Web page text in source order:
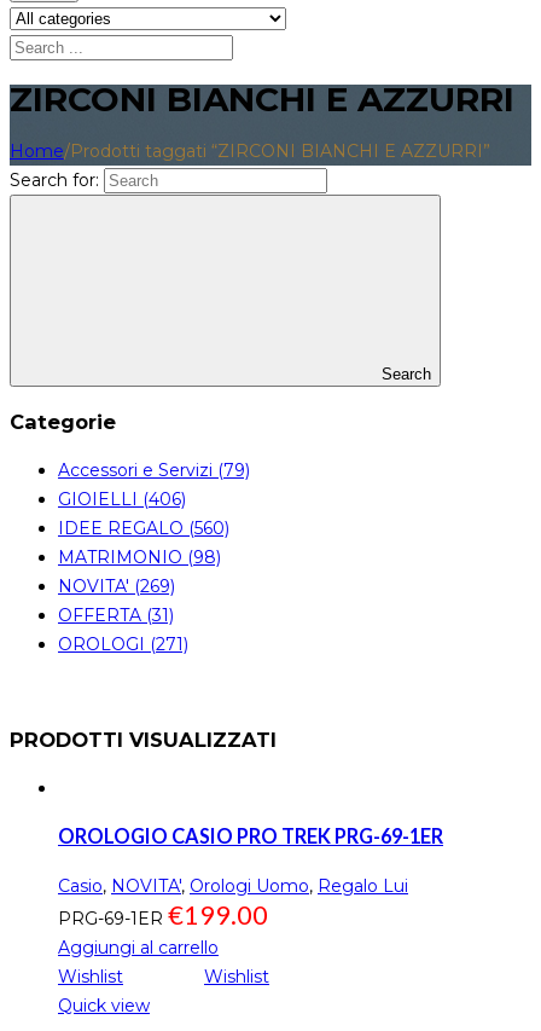
ZIRCONI BIANCHI E AZZURRI
Home/Prodotti taggati “ZIRCONI BIANCHI E AZZURRI”
Search for:
Search
Categorie
Accessori e Servizi (79)
GIOIELLI (406)
IDEE REGALO (560)
MATRIMONIO (98)
NOVITA' (269)
OFFERTA (31)
OROLOGI (271)
PRODOTTI VISUALIZZATI
OROLOGIO CASIO PRO TREK PRG-69-1ER
Casio, NOVITA', Orologi Uomo, Regalo Lui
PRG-69-1ER €199.00
Aggiungi al carrello
Wishlist
Wishlist
Quick view